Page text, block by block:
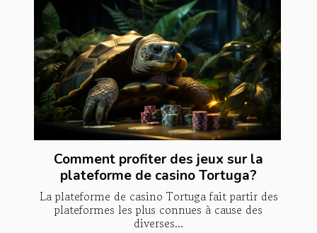
Comment profiter des jeux sur la
plateforme de casino Tortuga?
La plateforme de casino Tortuga fait partir des
plateformes les plus connues à cause des
diverses...